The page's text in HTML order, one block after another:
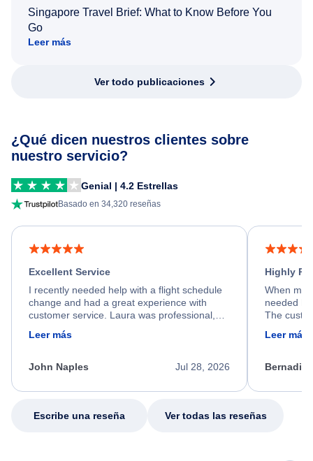
Singapore Travel Brief: What to Know Before You
Go
Leer más
Ver todo publicaciones
¿Qué dicen nuestros clientes sobre
nuestro servicio?
Genial | 4.2 Estrellas
Basado en 34,320 reseñas
Excellent Service
I recently needed help with a flight schedule
change and had a great experience with
customer service. Laura was professional,
friendly, and very helpful throughout the
process. She quickly found a solution and
appreciate her excellent service.
Leer más
Jul 28, 2026
John Naples
Highly
When my
needed
The
calm,
my issue.
Leer más
Escribe una reseña Ver todas las reseñas